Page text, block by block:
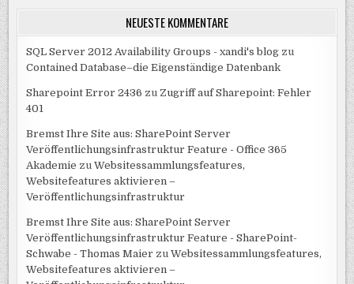
NEUESTE KOMMENTARE
SQL Server 2012 Availability Groups - xandi's blog zu
Contained Database–die Eigenständige Datenbank
Sharepoint Error 2436 zu Zugriff auf Sharepoint: Fehler
401
Bremst Ihre Site aus: SharePoint Server
Veröffentlichungsinfrastruktur Feature - Office 365
Akademie zuWebsitessammlungsfeatures,
Websitefeatures aktivieren –
Veröffentlichungsinfrastruktur
Bremst Ihre Site aus: SharePoint Server
Veröffentlichungsinfrastruktur Feature - SharePoint-
Schwabe - Thomas Maier zuWebsitessammlungsfeatures,
Websitefeatures aktivieren –